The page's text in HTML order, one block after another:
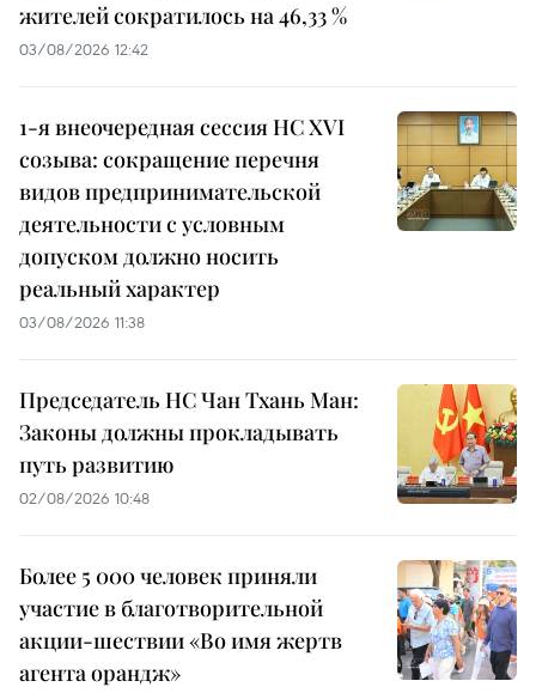
жителей сократилось на 46,33 %
03/08/2026 12:42
1-я внеочередная сессия НС XVI
созыва: сокращение перечня
видов предпринимательской
деятельности с условным
допуском должно носить
реальный характер
03/08/2026 11:38
Председатель НС Чан Тхань Ман:
Законы должны прокладывать
путь развитию
02/08/2026 10:48
Более 5 000 человек приняли
участие в благотворительной
акции-шествии «Во имя жертв
агента орандж»